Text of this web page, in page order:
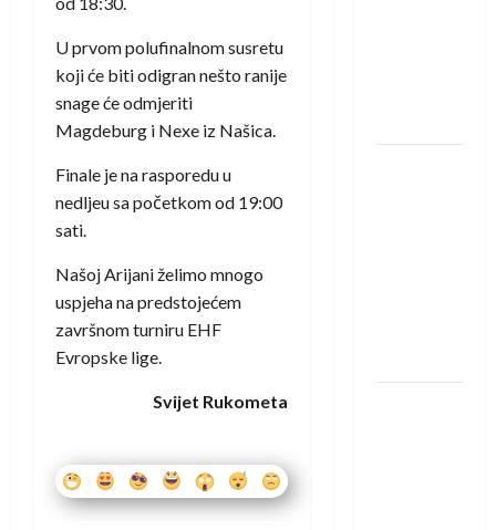
U prvom polufinalnom susretu
koji će biti odigran nešto ranije
snage će odmjeriti
Magdeburg i Nexe iz Našica.
Finale je na rasporedu u
nedljeu sa početkom od 19:00
sati.
Našoj Arijani želimo mnogo
uspjeha na predstojećem
završnom turniru EHF
Evropske lige.
Svijet Rukometa